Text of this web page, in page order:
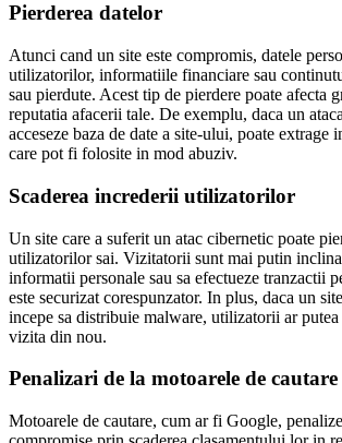
Pierderea datelor
Atunci cand un site este compromis, datele
utilizatorilor, informatiile financiare sau
sau pierdute. Acest tip de pierdere poate afecta
reputatia afacerii tale. De exemplu, daca un
acceseze baza de date a site-ului, poate extrage
care pot fi folosite in mod abuziv.
Scaderea increderii utilizatorilor
Un site care a suferit un atac cibernetic poate
utilizatorilor sai. Vizitatorii sunt mai putin
informatii personale sau sa efectueze tranzactii
este securizat corespunzator. In plus, daca un
incepe sa distribuie malware, utilizatorii ar
vizita din nou.
Penalizari de la motoarele de cautare
Motoarele de cautare, cum ar fi Google,